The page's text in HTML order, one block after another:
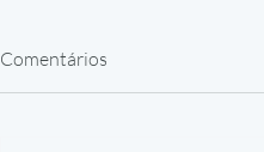
Comentários